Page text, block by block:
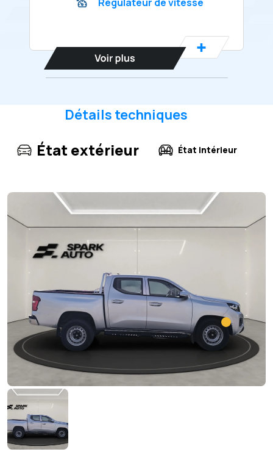
Régulateur de vitesse
Détails techniques
État extérieur État intérieur